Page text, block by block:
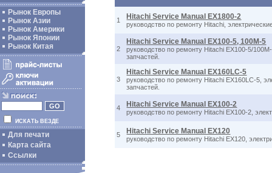
Рынок Европы
Рынок Азии
Рынок Америки
Рынок Японии
Рынок Китая
ИСКАТЬ ВЕЗДЕ
Для печати
Карта сайта
Ссылки
1 Hitachi Service Manual EX1800-2
руководство по ремонту Hitachi,
2
Hitachi Service Manual EX100-5, 100M-5
руководство по ремонту Hitachi EX100-5/
запчастей.
3
Hitachi Service Manual EX160LC-5
руководство по ремонту Hitachi EX160LC-5,
запчастей.
4 Hitachi Service Manual EX100-2
руководство по ремонту Hitachi EX100-2,
5 Hitachi Service Manual EX120
руководство по ремонту Hitachi EX120,